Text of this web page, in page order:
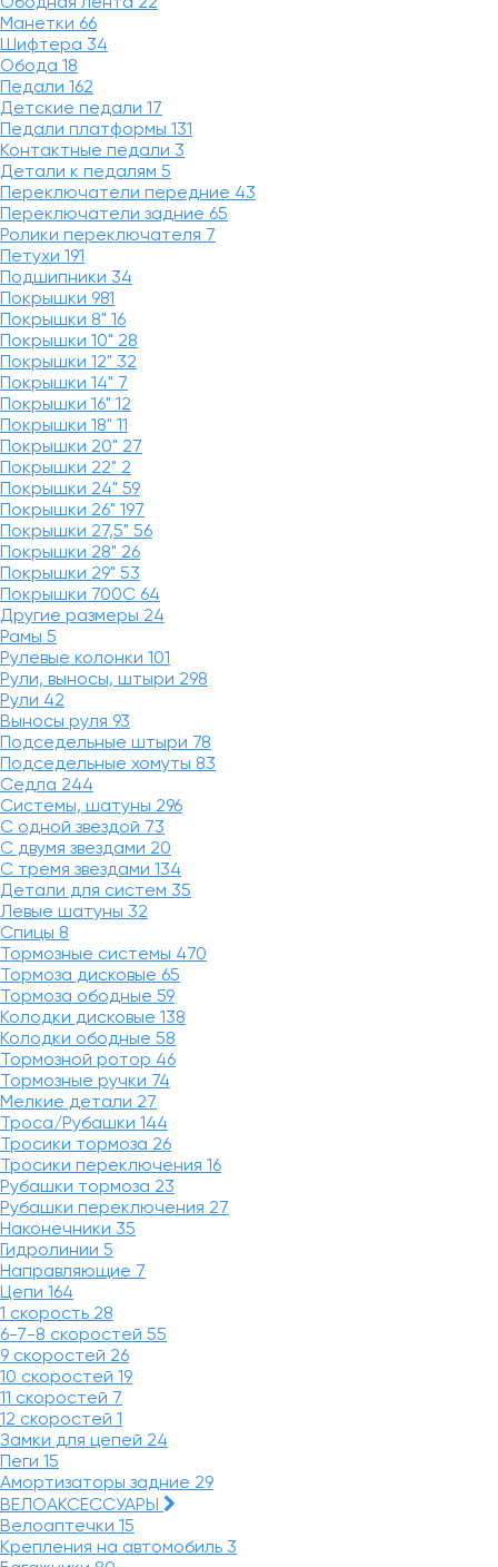
Манетки 66
Шифтера 34
Обода 18
Педали 162
Детские педали 17
Педали платформы 131
Контактные педали 3
Детали к педалям 5
Переключатели передние 43
Переключатели задние 65
Ролики переключателя 7
Петухи 191
Подшипники 34
Покрышки 981
Покрышки 8" 16
Покрышки 10" 28
Покрышки 12" 32
Покрышки 14" 7
Покрышки 16" 12
Покрышки 18" 11
Покрышки 20" 27
Покрышки 22" 2
Покрышки 24" 59
Покрышки 26" 197
Покрышки 27,5" 56
Покрышки 28" 26
Покрышки 29" 53
Покрышки 700C 64
Другие размеры 24
Рамы 5
Рулевые колонки 101
Рули, выносы, штыри 298
Рули 42
Выносы руля 93
Подседельные штыри 78
Подседельные хомуты 83
Седла 244
Системы, шатуны 296
С одной звездой 73
С двумя звездами 20
С тремя звездами 134
Детали для систем 35
Левые шатуны 32
Спицы 8
Тормозные системы 470
Тормоза дисковые 65
Тормоза ободные 59
Колодки дисковые 138
Колодки ободные 58
Тормозной ротор 46
Тормозные ручки 74
Мелкие детали 27
Троса/Рубашки 144
Тросики тормоза 26
Тросики переключения 16
Рубашки тормоза 23
Рубашки переключения 27
Наконечники 35
Гидролинии 5
Направляющие 7
Цепи 164
1 скорость 28
6-7-8 скоростей 55
9 скоростей 26
10 скоростей 19
11 скоростей 7
12 скоростей 1
Замки для цепей 24
Пеги 15
Амортизаторы задние 29
ВЕЛОАКСЕССУАРЫ
Велоаптечки 15
Крепления на автомобиль 3